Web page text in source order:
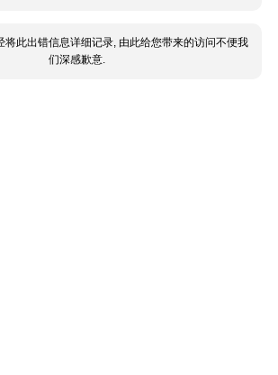
将此出错信息详细记录, 由此给您带来的访问不便我
们深感歉意.